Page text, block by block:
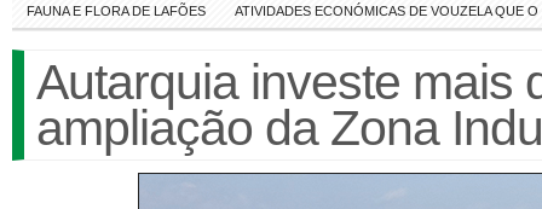
FAUNA E FLORA DE LAFÕES ATIVIDADES ECONÓMICAS DE VOUZELA QUE
Autarquia investe mais
ampliação da Zona